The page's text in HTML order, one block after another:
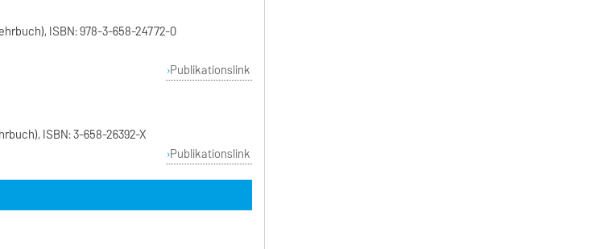
ISBN: 978-3-658-24772-0
Publikationslink
ISBN: 3-658-26392-X
Publikationslink